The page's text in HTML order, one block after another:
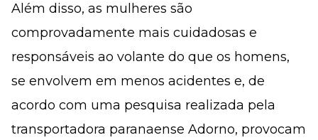
Além disso, as mulheres são
comprovadamente mais cuidadosas e
responsáveis ao volante do que os homens,
se envolvem em menos acidentes e, de
acordo com uma pesquisa realizada pela
transportadora paranaense Adorno, provocam